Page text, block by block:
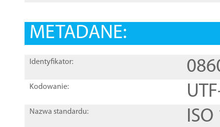
METADANE:
Identyfikator:
Kodowanie:
Nazwa standardu: